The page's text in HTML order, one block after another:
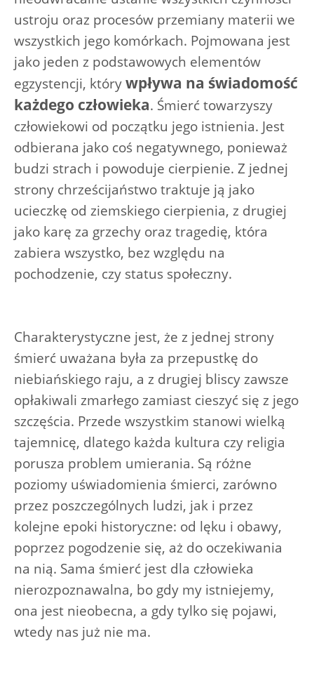
ustroju oraz procesów przemiany materii we
wszystkich jego komórkach. Pojmowana jest
jako jeden z podstawowych elementów
egzystencji, którywpływa na świadomość
każdego człowieka. Śmierć towarzyszy
człowiekowi od początku jego istnienia. Jest
odbierana jako coś negatywnego, ponieważ
budzi strach i powoduje cierpienie. Z jednej
strony chrześcijaństwo traktuje ją jako
ucieczkę od ziemskiego cierpienia, z drugiej
jako karę za grzechy oraz tragedię, która
zabiera wszystko, bez względu na
pochodzenie, czy status społeczny.
Charakterystyczne jest, że z jednej strony
śmierć uważana była za przepustkę do
niebiańskiego raju, a z drugiej bliscy zawsze
opłakiwali zmarłego zamiast cieszyć się z jego
szczęścia. Przede wszystkim stanowi wielką
tajemnicę, dlatego każda kultura czy religia
porusza problem umierania. Są różne
poziomy uświadomienia śmierci, zarówno
przez poszczególnych ludzi, jak i przez
kolejne epoki historyczne: od lęku i obawy,
poprzez pogodzenie się, aż do oczekiwania
na nią. Sama śmierć jest dla człowieka
nierozpoznawalna, bo gdy my istniejemy,
ona jest nieobecna, a gdy tylko się pojawi,
wtedy nas już nie ma.